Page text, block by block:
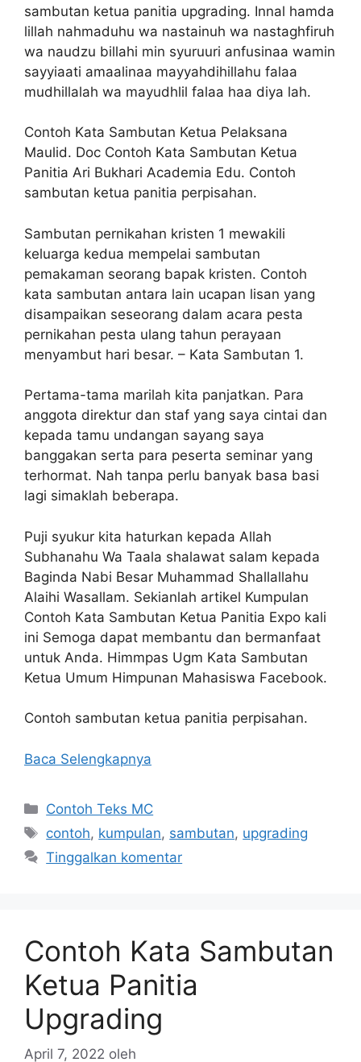
sambutan ketua panitia upgrading. Innal hamda
lillah nahmaduhu wa nastainuh wa nastaghfiruh
wa naudzu billahi min syuruuri anfusinaa wamin
sayyiaati amaalinaa mayyahdihillahu falaa
mudhillalah wa mayudhlil falaa haa diya lah.
Contoh Kata Sambutan Ketua Pelaksana
Maulid. Doc Contoh Kata Sambutan Ketua
Panitia Ari Bukhari Academia Edu. Contoh
sambutan ketua panitia perpisahan.
Sambutan pernikahan kristen 1 mewakili
keluarga kedua mempelai sambutan
pemakaman seorang bapak kristen. Contoh
kata sambutan antara lain ucapan lisan yang
disampaikan seseorang dalam acara pesta
pernikahan pesta ulang tahun perayaan
menyambut hari besar. – Kata Sambutan 1.
Pertama-tama marilah kita panjatkan. Para
anggota direktur dan staf yang saya cintai dan
kepada tamu undangan sayang saya
banggakan serta para peserta seminar yang
terhormat. Nah tanpa perlu banyak basa basi
lagi simaklah beberapa.
Puji syukur kita haturkan kepada Allah
Subhanahu Wa Taala shalawat salam kepada
Baginda Nabi Besar Muhammad Shallallahu
Alaihi Wasallam. Sekianlah artikel Kumpulan
Contoh Kata Sambutan Ketua Panitia Expo kali
ini Semoga dapat membantu dan bermanfaat
untuk Anda. Himmpas Ugm Kata Sambutan
Ketua Umum Himpunan Mahasiswa Facebook.
Contoh sambutan ketua panitia perpisahan.
Baca Selengkapnya
Kategori
Contoh Teks MC
Tag
contoh, kumpulan, sambutan, upgrading
Tinggalkan komentar
Contoh Kata Sambutan
Ketua Panitia
Upgrading
April 7, 2022 oleh